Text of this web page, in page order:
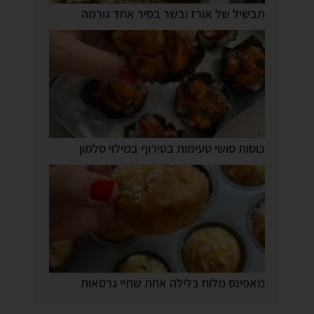
תבשיל של אורז ובשר בסיר אחד גורמה
כוסות סושי טעימות בטירוף במילוי סלמון
מאפינס מלוח בלילה אחת שתיי גרסאות